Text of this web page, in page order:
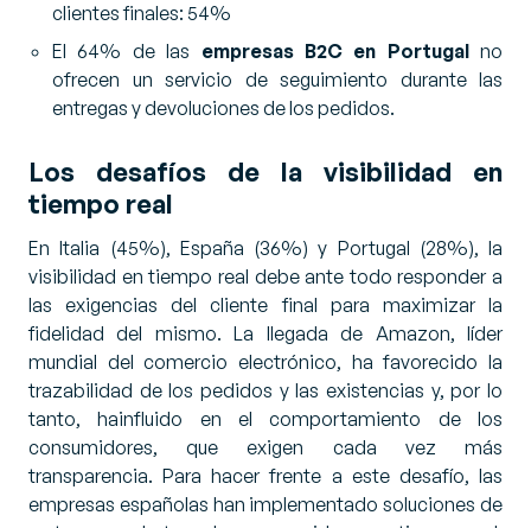
clientes finales: 54%
El 64% de las empresas B2C en Portugalno
ofrecen un servicio de seguimiento durante las
entregas y devoluciones de los pedidos.
Los desafíos de la visibilidad en
tiempo real
En Italia (45%), España (36%) y Portugal (28%), la
visibilidad en tiempo real debe ante todo responder a
las exigencias del cliente final para maximizar la
fidelidad del mismo. La llegada de Amazon, líder
mundial del comercio electrónico, ha favorecido la
trazabilidad de los pedidos y las existencias y, por lo
tanto, hainfluido en el comportamiento de los
consumidores, que exigen cada vez más
transparencia. Para hacer frente a este desafío, las
empresas españolas han implementado soluciones de